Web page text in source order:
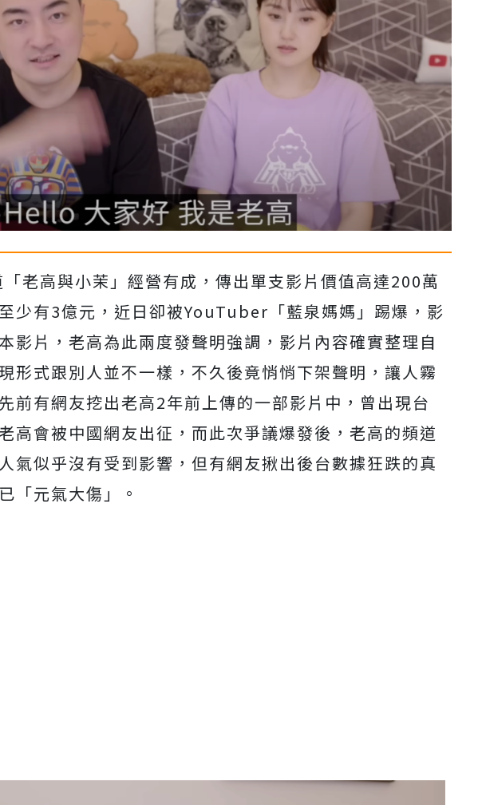
老高與小茉」經營有成，傳出單支影片價值高達200萬
少有3億元，近日卻被YouTuber「藍泉媽媽」踢爆，影
影片，老高為此兩度發聲明強調，影片內容確實整理自
形式跟別人並不一樣，不久後竟悄悄下架聲明，讓人霧
前有網友挖出老高2年前上傳的一部影片中，曾出現台
高會被中國網友出征，而此次爭議爆發後，老高的頻道
氣似乎沒有受到影響，但有網友揪出後台數據狂跌的真
「元氣大傷」。